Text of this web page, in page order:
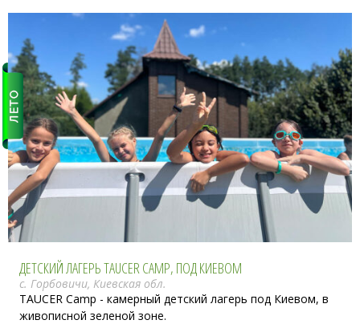
ДЕТСКИЙ ЛАГЕРЬ TAUCER CAMP, ПОД КИЕВОМ
с. Горбовичи, Киевская обл.
TAUCER Camp - камерный детский лагерь под Киевом, в
живописной зеленой зоне.